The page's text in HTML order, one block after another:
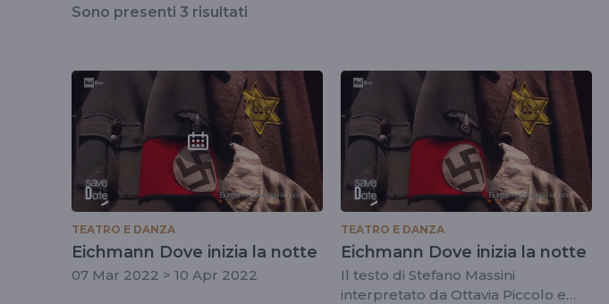
tag
#mauroavogadro
Sono presenti 3 risultati
TEATRO E DANZA
Eichmann Dove inizia la notte
07 Mar 2022 > 10 Apr 2022
TEATRO E DANZA
Eichmann Dove inizia la notte
Il testo di Stefano Massini
interpretato da Ottavia Piccolo e